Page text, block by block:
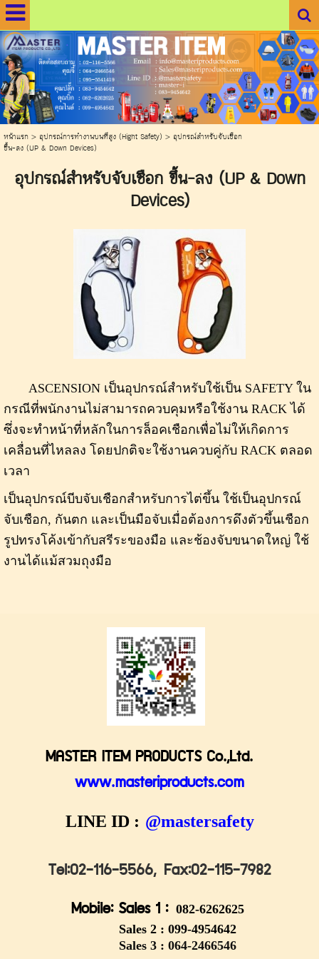
.
.
หน้าแรก> อุปกรณ์การทำงานบนที่สูง (Hight Safety) > อุปกรณ์สำหรับจับเชือก
ขึ้น-ลง (UP & Down Devices)
อุปกรณ์สำหรับจับเชือก ขึ้น-ลง (UP & Down
Devices)
ASCENSION เป็นอุปกรณ์สำหรับใช้เป็น SAFETY ใน
กรณีที่พนักงานไม่สามารถควบคุมหรือใช้งาน RACK ได้
ซึ่งจะทำหน้าที่หลักในการล็อคเชือกเพื่อไม่ให้เกิดการ
เคลื่อนที่ไหลลง โดยปกติจะใช้งานควบคู่กับ RACK ตลอด
เวลา
เป็นอุปกรณ์บีบจับเชือกสำหรับการไต่ขึ้น ใช้เป็นอุปกรณ์
จับเชือก, กันตก และเป็นมือจับเมื่อต้องการดึงตัวขึ้นเชือก
รูปทรงโค้งเข้ากับสรีระของมือ และช้องจับขนาดใหญ่ ใช้
งานได้แม้สวมถุงมือ
MASTER ITEM PRODUCTS Co.,Ltd.
www.masteriproducts.com
LINE ID : @mastersafety
Tel:02-116-5566, Fax:02-115-7982
Mobile: Sales 1 : 082-6262625
Sales 2 : 099-4954642
Sales 3 : 064-2466546